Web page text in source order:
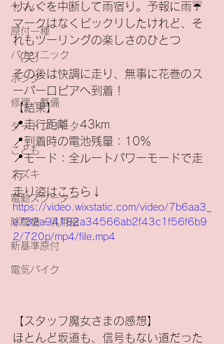
ヤマハ
原付一種
パナソニック
ホンダ
修理・整備
ダートフリーク
こども
スズキ
電動スクーター
除雪機・汎用品
新基準原付
電気バイク
りんぐを中断して雨宿り。予報に雨☔️
マークはなくビックリしたけれど、そ
れもツーリングの楽しさのひとつ
（笑）
その後は快調に走り、無事に花巻のス
ーパーロピアへ到着！
【結果】
📍走行距離：43km
📍到着時の電池残量：10％
📍モード：全ルートパワーモードで走
行
走り姿はこちら↓
https://video.wixstatic.com/video/7b6aa3_
e732a94182a34566ab2f43c1f56f6b9
2/720p/mp4/file.mp4
【スタッフ魔女さまの感想】
ほとんど坂道も、信号もない道だった